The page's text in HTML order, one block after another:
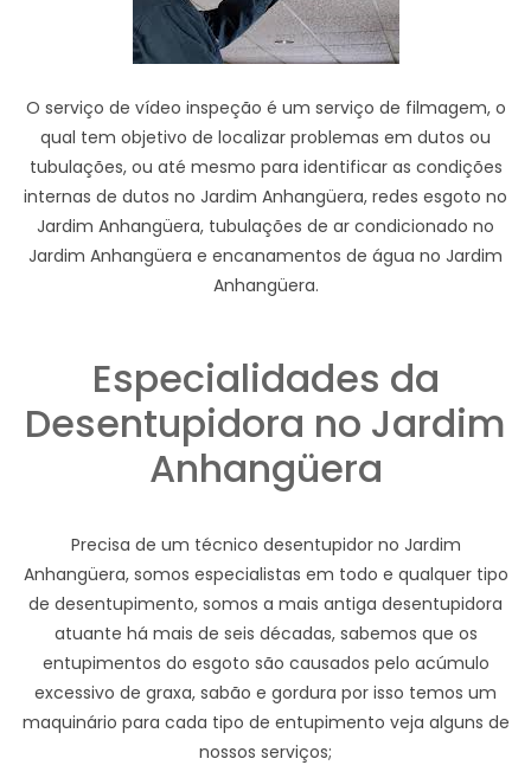
O serviço de vídeo inspeção é um serviço de filmagem, o
qual tem objetivo de localizar problemas em dutos ou
tubulações, ou até mesmo para identificar as condições
internas de dutos no Jardim Anhangüera, redes esgoto no
Jardim Anhangüera, tubulações de ar condicionado no
Jardim Anhangüera e encanamentos de água no Jardim
Anhangüera.
Especialidades da
Desentupidora no Jardim
Anhangüera
Precisa de um técnico desentupidor no Jardim
Anhangüera, somos especialistas em todo e qualquer tipo
de desentupimento, somos a mais antiga desentupidora
atuante há mais de seis décadas, sabemos que os
entupimentos do esgoto são causados pelo acúmulo
excessivo de graxa, sabão e gordura por isso temos um
maquinário para cada tipo de entupimento veja alguns de
nossos serviços;